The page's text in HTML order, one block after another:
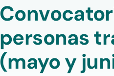
personas
(mayo y